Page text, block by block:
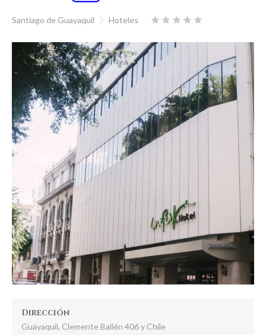
Santiago de Guayaquil Hoteles
Dirección
Guayaquil, Clemente Ballén 406 y Chile